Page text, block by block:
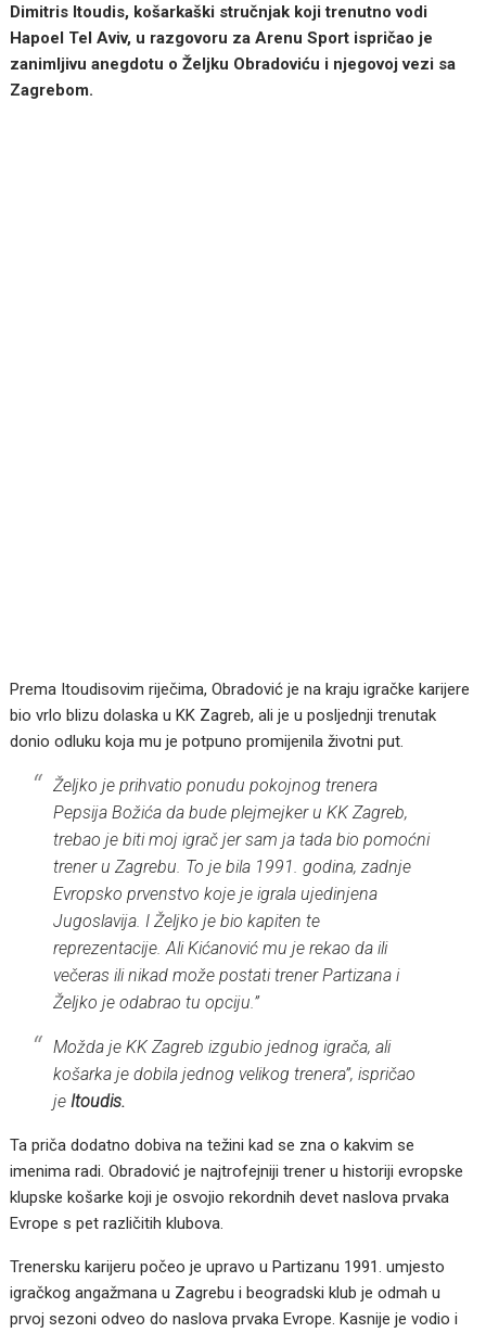
Dimitris Itoudis, košarkaški stručnjak koji trenutno vodi
Hapoel Tel Aviv, u razgovoru za Arenu Sport ispričao je
zanimljivu anegdotu o Željku Obradoviću i njegovoj vezi sa
Zagrebom.
Prema Itoudisovim riječima, Obradović je na kraju igračke karijere
bio vrlo blizu dolaska u KK Zagreb, ali je u posljednji trenutak
donio odluku koja mu je potpuno promijenila životni put.
Željko je prihvatio ponudu pokojnog trenera
Pepsija Božića da bude plejmejker u KK Zagreb,
trebao je biti moj igrač jer sam ja tada bio pomoćni
trener u Zagrebu. To je bila 1991. godina, zadnje
Evropsko prvenstvo koje je igrala ujedinjena
Jugoslavija. I Željko je bio kapiten te
reprezentacije. Ali Kićanović mu je rekao da ili
večeras ili nikad može postati trener Partizana i
Željko je odabrao tu opciju.”
Možda je KK Zagreb izgubio jednog igrača, ali
košarka je dobila jednog velikog trenera”, ispričao
je Itoudis.
Ta priča dodatno dobiva na težini kad se zna o kakvim se
imenima radi. Obradović je najtrofejniji trener u historiji evropske
klupske košarke koji je osvojio rekordnih devet naslova prvaka
Evrope s pet različitih klubova.
Trenersku karijeru počeo je upravo u Partizanu 1991. umjesto
igračkog angažmana u Zagrebu i beogradski klub je odmah u
prvoj sezoni odveo do naslova prvaka Evrope. Kasnije je vodio i